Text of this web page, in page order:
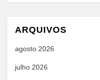
ARQUIVOS
agosto 2026
julho 2026